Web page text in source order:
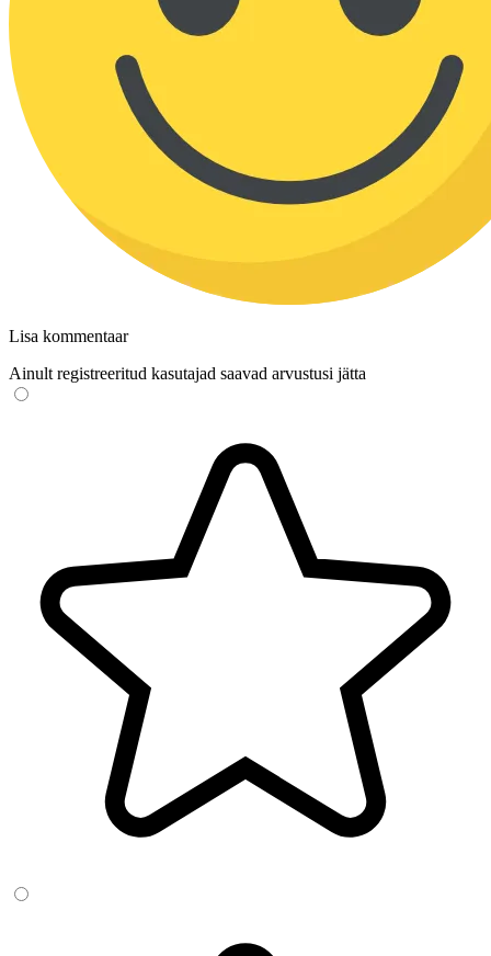
Lisa kommentaar
Ainult registreeritud kasutajad saavad arvustusi jätta